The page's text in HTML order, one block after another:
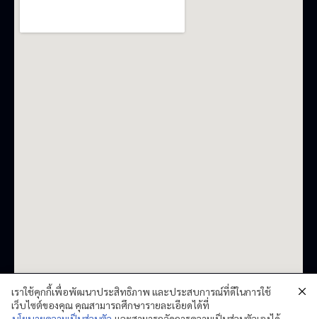
เราใช้คุกกี้เพื่อพัฒนาประสิทธิภาพ และประสบการณ์ที่ดีในการใช้
เว็บไซต์ของคุณ คุณสามารถศึกษารายละเอียดได้ที่